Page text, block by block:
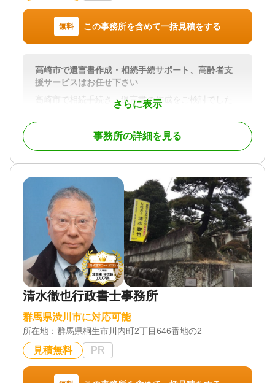
対応業務
遺言書 / 遺産分割 / 相続財産調査 / 相続税申告 / 相続
手続き / 銀行手続き / 戸籍収集 / 事業承継 / 相続人調
査 / 生前贈与（不動産名義変更）
無料 この事務所を含めて一括見積をする
さらに表示
高崎市で遺言書作成・相続手続サポート、高齢者支
援サービスはお任せ下さい
高崎市で相続手続き・遺言書の作成をご検討でした
ら、行政書士しもじ法務事務所へどうぞ。
ご家族に最後の想いを伝えるために遺言書の作成を
検討してみてはいかがでしょうか
私は、お客様に寄り添う街の法律家として遺言書で
皆様の想いを形にします。
初回相談無料ですので、お気軽にお問い合わせくだ
さい。
対応業務
遺言書 / 遺産分割 / 相続財産調査 / 相続手続き / 銀行
手続き / 戸籍収集 / 相続人調査
訪問可 / 初回相談無料
事務所の詳細を見る
清水徹也行政書士事務所
群馬県渋川市に対応可能
所在地： 群馬県桐生市川内町2丁目646番地の2
見積無料 PR